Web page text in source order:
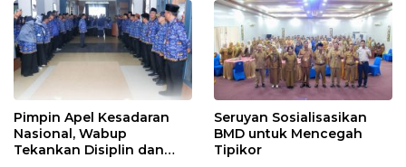
2024
Pimpin Apel Kesadaran
Nasional, Wabup
Tekankan Disiplin dan
Seruyan Sosialisasikan
BMD untuk Mencegah
Tipikor